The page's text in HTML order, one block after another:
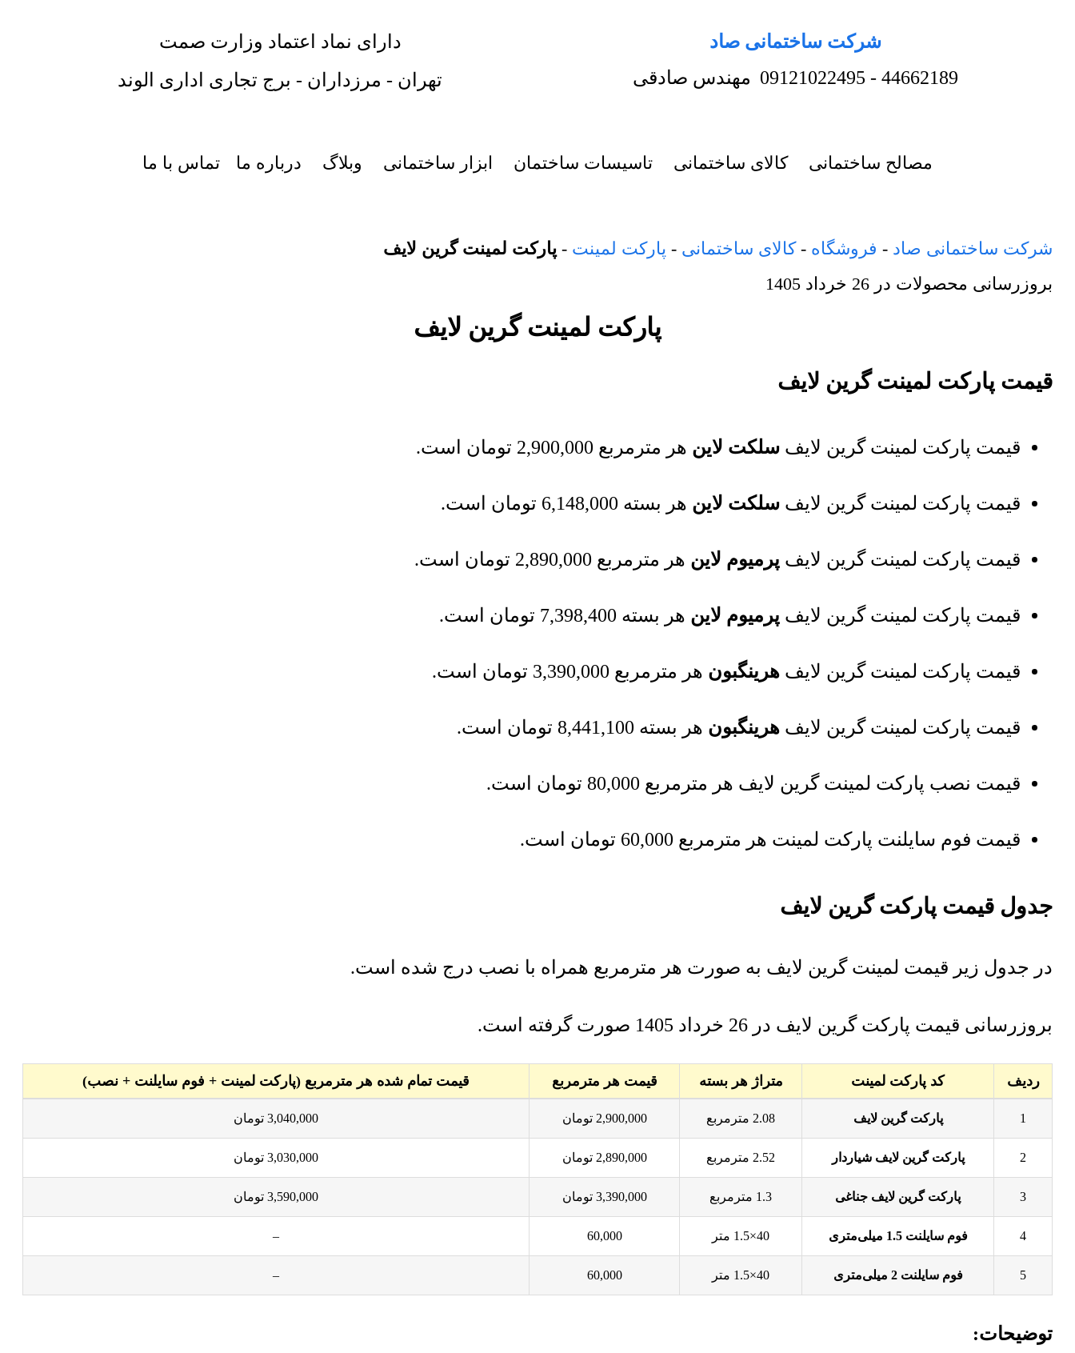
شرکت ساختمانی صاد
دارای نماد اعتماد وزارت صمت
44662189
-
09121022495 مهندس صادقی تهران - مرزداران - برج تجاری اداری الوند
مصالح ساختمانی کالای ساختمانی تاسیسات ساختمان ابزار ساختمانی وبلاگ درباره ما تماس با ما
شرکت ساختمانی صاد - فروشگاه -کالای ساختمانی - پارکت لمینت - پارکت لمینت گرین لایف
بروزرسانی محصولات در 26 خرداد 1405
پارکت لمینت گرین لایف
قیمت پارکت لمینت گرین لایف
قیمت پارکت لمینت گرین لایف سلکت لاین هر مترمربع 2,900,000 تومان است.
قیمت پارکت لمینت گرین لایف سلکت لاین هر بسته 6,148,000 تومان است.
قیمت پارکت لمینت گرین لایف پرمیوم لاین هر مترمربع 2,890,000 تومان است.
قیمت پارکت لمینت گرین لایف پرمیوم لاین هر بسته 7,398,400 تومان است.
قیمت پارکت لمینت گرین لایف هرینگبون هر مترمربع 3,390,000 تومان است.
قیمت پارکت لمینت گرین لایف هرینگبون هر بسته 8,441,100 تومان است.
قیمت نصب پارکت لمینت گرین لایف هر مترمربع 80,000 تومان است.
قیمت فوم سایلنت پارکت لمینت هر مترمربع 60,000 تومان است.
جدول قیمت پارکت گرین لایف
در جدول زیر قیمت لمینت گرین لایف به صورت هر مترمربع همراه با نصب درج شده است.
بروزرسانی قیمت پارکت گرین لایف در 26 خرداد 1405 صورت گرفته است.
جدول قیمت پارکت گرین لایف
ردیف کد پارکت لمینت متراژ هر بسته قیمت هر مترمربع قیمت تمام شده هر مترمربع (پارکت لمینت + فوم سایلنت + نصب)
1 پارکت گرین لایف 2.08 مترمربع 2,900,000 تومان 3,040,000 تومان
2 پارکت گرین لایف شیاردار 2.52 مترمربع 2,890,000 تومان 3,030,000 تومان
3 پارکت گرین لایف جناغی 1.3 مترمربع 3,390,000 تومان 3,590,000 تومان
4 فوم سایلنت 1.5 میلی‌متری 40×1.5 متر 60,000
–
5 فوم سایلنت 2 میلی‌متری 40×1.5 متر 60,000
–
توضیحات: